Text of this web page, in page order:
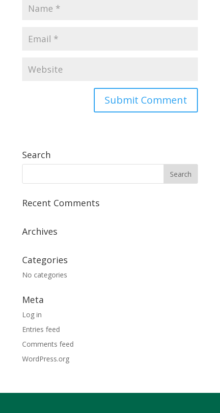
Search
Recent Comments
Archives
Categories
No categories
Meta
Log in
Entries feed
Comments feed
WordPress.org